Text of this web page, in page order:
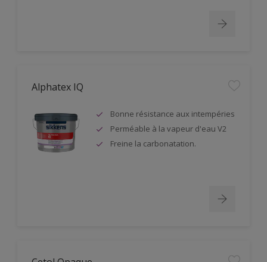
Alphatex IQ
Bonne résistance aux intempéries
Perméable à la vapeur d'eau V2
Freine la carbonatation.